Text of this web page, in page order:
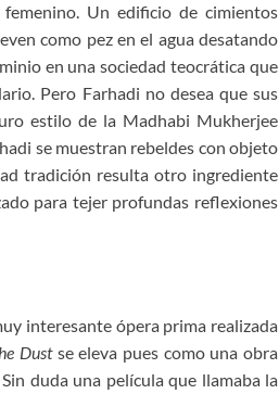
Un edificio de cimientos
como pez en el agua desatando
en una sociedad teocrática que
Pero Farhadi no desea que sus
estilo de la Madhabi Mukherjee
se muestran rebeldes con objeto
tradición resulta otro ingrediente
para tejer profundas reflexiones
interesante ópera prima realizada
Dust se eleva pues como una obra
duda una película que llamaba la